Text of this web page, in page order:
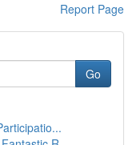
Report Page
Go